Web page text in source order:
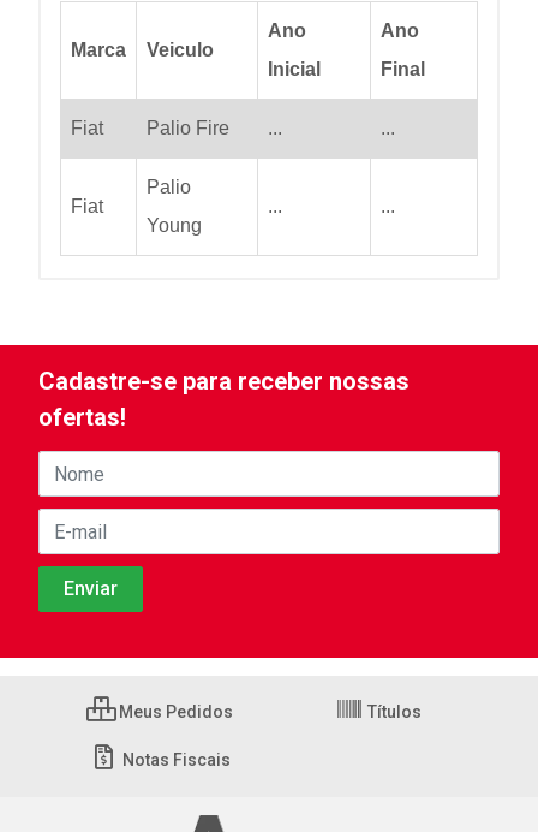
Marca Veiculo
Ano
Inicial
Ano
Final
Fiat Palio Fire ... ...
Fiat
Palio
Young
... ...
Cadastre-se para receber nossas
ofertas!
Meus Pedidos Títulos
Notas Fiscais